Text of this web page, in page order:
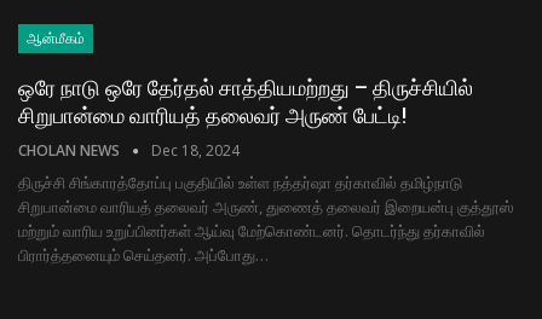
ஆன்மீகம்
ஒரே நாடு ஒரே தேர்தல் சாத்தியமற்றது – திருச்சியில்
சிறுபான்மை வாரியத் தலைவர் அருண் பேட்டி!
CHOLAN NEWS Dec 18, 2024
திருச்சி சிங்காரத்தோப்பு பகுதியில் உள்ள நத்தர்ஷா தர்காவில் தமிழ்நாடு
சிறுபான்மை வாரியத் தலைவர் அருண், துணைத் தலைவர் இறையன்பு குத்தூஸ்
மற்றும் வாரிய உறுப்பினர்கள் ஆய்வு மேற்கொண்டனர். தொடர்ந்து தர்காவில்
பிரார்த்தனையும் செய்தனர். அப்போது…